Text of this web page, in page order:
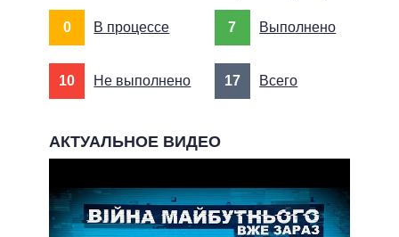
0 В процессе 7 Выполнено
10 Не выполнено 17 Всего
АКТУАЛЬНОЕ ВИДЕО